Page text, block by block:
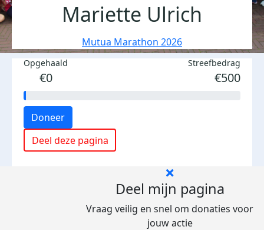
Mariette Ulrich
Mutua Marathon 2026
Opgehaald
€0
Streefbedrag
€500
Doneer
Deel deze pagina
Deel mijn pagina
Vraag veilig en snel om donaties voor
jouw actie